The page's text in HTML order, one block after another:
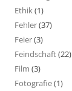
Ethik(1)
Fehler(37)
Feier(3)
Feindschaft(22)
Film (3)
Fotografie(1)